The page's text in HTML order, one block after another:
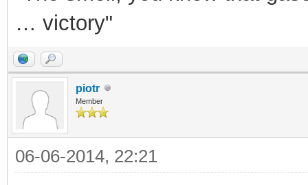
… victory"
piotr
Member
06-06-2014, 22:21